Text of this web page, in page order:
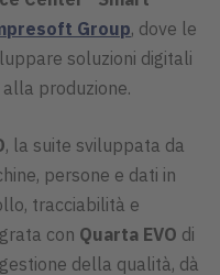
Group, dove le
soluzioni digitali
produzione.
, la suite sviluppata da
persone e dati in
tracciabilità e
con Quarta EVO di
della qualità, dà